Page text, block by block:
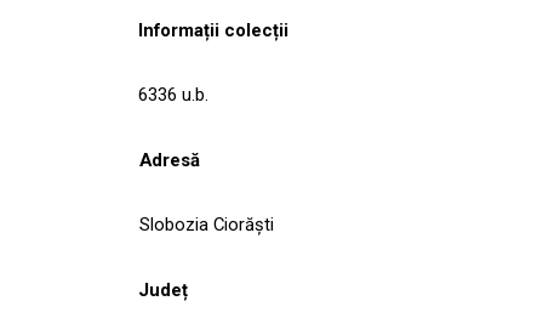
Informații colecții
6336 u.b.
Adresă
Slobozia Ciorăşti
Județ